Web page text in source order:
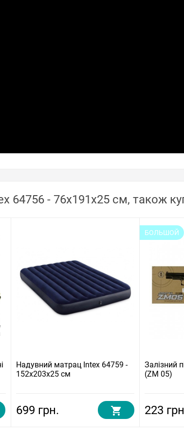
64756 - 76х191х25 см, також
Надувний матрац Intex 64759 -
152х203х25 см
699 грн.
БОЛЬШОЙ
Залізний
(ZM 05)
223